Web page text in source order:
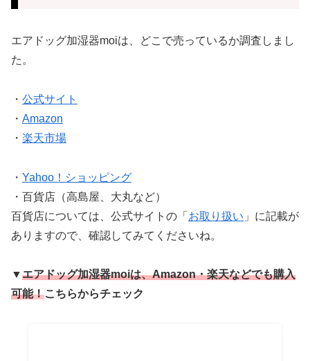
エアドッグ加湿器moiは、どこで売っているか調査しまし
た。
・ 公式サイト
・ Amazon
・ 楽天市場
・ Yahoo！ショッピング
・百貨店（高島屋、大丸など）
百貨店については、公式サイトの「 お取り扱い 」に記載が
ありますので、確認してみてくださいね。
▼エアドッグ加湿器moiは、Amazon・楽天などでも購入
可能！こちらからチェック